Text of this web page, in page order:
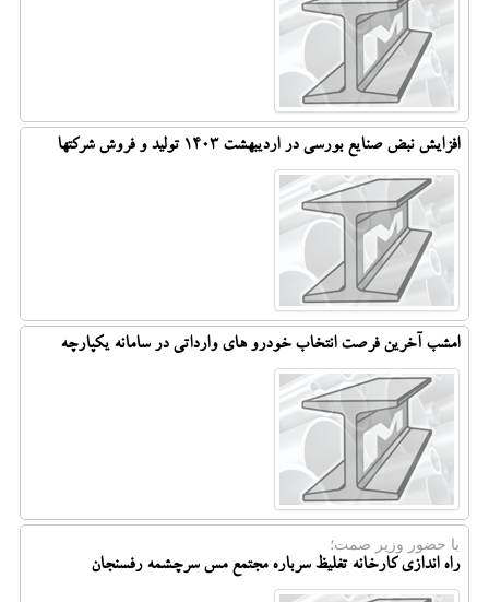
افزایش نبض صنایع بورسی در اردیبهشت 1403 تولید و فروش شرکتها
امشب آخرین فرصت انتخاب خودرو های وارداتی در سامانه یکپارچه
با حضور وزیر صمت؛
راه اندازی کارخانه تغلیظ سرباره مجتمع مس سرچشمه رفسنجان